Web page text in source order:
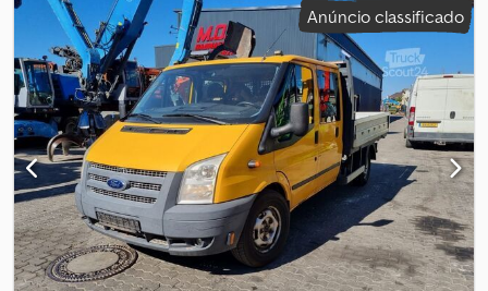
Anúncio classificado